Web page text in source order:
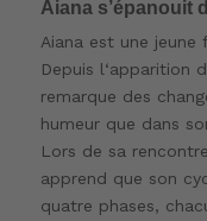
Aiana s’épanouit
Aiana est une
Depuis l‘apparition
remarque des
humeur que dans
Lors de sa
apprend que son
quatre phases,